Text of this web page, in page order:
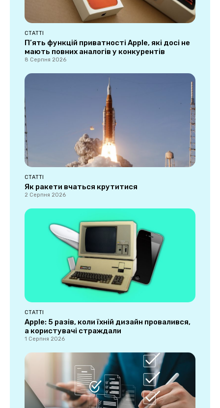
СТАТТІ
П’ять функцій приватності Apple, які досі не
мають повних аналогів у конкурентів
8 Серпня 2026
СТАТТІ
Як ракети вчаться крутитися
2 Серпня 2026
СТАТТІ
Apple: 5 разів, коли їхній дизайн провалився,
а користувачі страждали
1 Серпня 2026